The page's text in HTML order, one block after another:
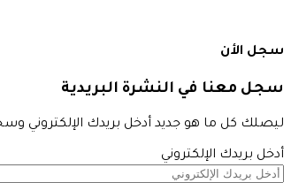
سجل الأن
سجل معنا في النشرة البريدية
ليصلك كل ما هو جديد أدخل بريدك الإلكتروني
أدخل بريدك الإلكتروني